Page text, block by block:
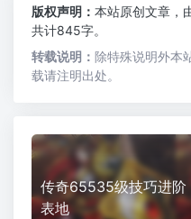
版权声明： 本站原创文章，
共计845字。
转载说明： 除特殊说明外本
载请注明出处。
传奇65535级技巧进阶
表地